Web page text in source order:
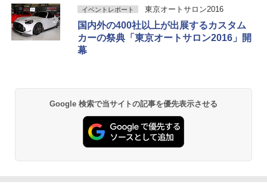
イベントレポート 東京オートサロン2016
国内外の400社以上が出展するカスタム
カーの祭典「東京オートサロン2016」開
幕
Google 検索で当サイトの記事を優先表示させる